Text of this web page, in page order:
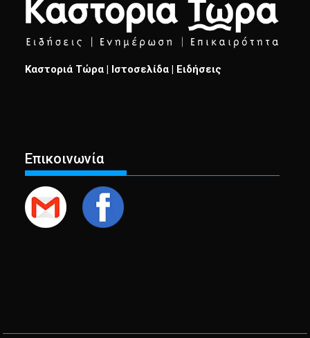
Καστοριά Τώρα | Ιστοσελίδα | Ειδήσεις
Επικοινωνία